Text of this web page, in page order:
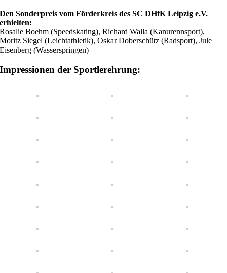
Den Sonderpreis vom Förderkreis des SC DHfK Leipzig e.V.
erhielten:
Rosalie Boehm (Speedskating), Richard Walla (Kanurennsport),
Moritz Siegel (Leichtathletik), Oskar Doberschütz (Radsport), Jule
Eisenberg (Wasserspringen)
Impressionen der Sportlerehrung: